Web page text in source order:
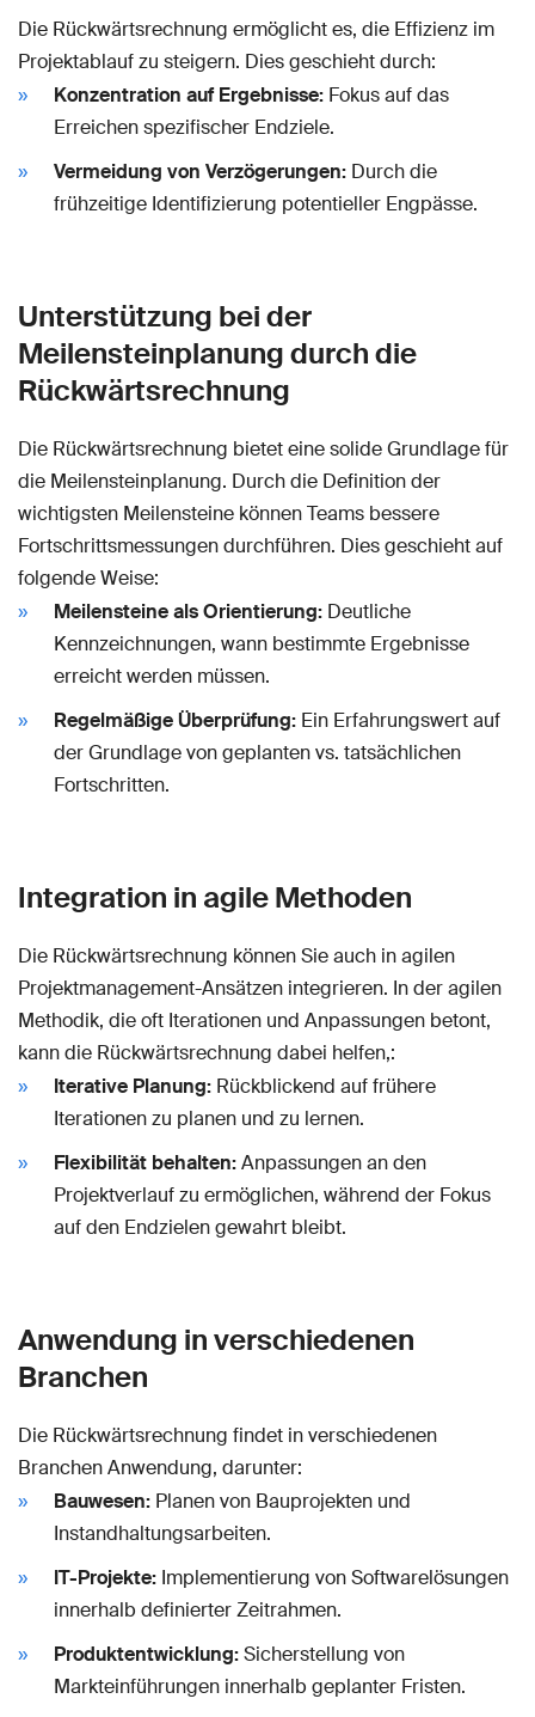
Die Rückwärtsrechnung ermöglicht es, die Effizienz im
Projektablauf zu steigern. Dies geschieht durch:
Konzentration auf Ergebnisse: Fokus auf das
Erreichen spezifischer Endziele.
Vermeidung von Verzögerungen: Durch die
frühzeitige Identifizierung potentieller Engpässe.
Unterstützung bei der
Meilensteinplanung durch die
Rückwärtsrechnung
Die Rückwärtsrechnung bietet eine solide Grundlage für
die Meilensteinplanung. Durch die Definition der
wichtigsten Meilensteine können Teams bessere
Fortschrittsmessungen durchführen. Dies geschieht auf
folgende Weise:
Meilensteine als Orientierung: Deutliche
Kennzeichnungen, wann bestimmte Ergebnisse
erreicht werden müssen.
Regelmäßige Überprüfung: Ein Erfahrungswert auf
der Grundlage von geplanten vs. tatsächlichen
Fortschritten.
Integration in agile Methoden
Die Rückwärtsrechnung können Sie auch in agilen
Projektmanagement-Ansätzen integrieren. In der agilen
Methodik, die oft Iterationen und Anpassungen betont,
kann die Rückwärtsrechnung dabei helfen,:
Iterative Planung: Rückblickend auf frühere
Iterationen zu planen und zu lernen.
Flexibilität behalten:Anpassungen an den
Projektverlauf zu ermöglichen, während der Fokus
auf den Endzielen gewahrt bleibt.
Anwendung in verschiedenen
Branchen
Die Rückwärtsrechnung findet in verschiedenen
Branchen Anwendung, darunter:
Bauwesen: Planen von Bauprojekten und
Instandhaltungsarbeiten.
IT-Projekte: Implementierung von Softwarelösungen
innerhalb definierter Zeitrahmen.
Produktentwicklung:Sicherstellung von
Markteinführungen innerhalb geplanter Fristen.